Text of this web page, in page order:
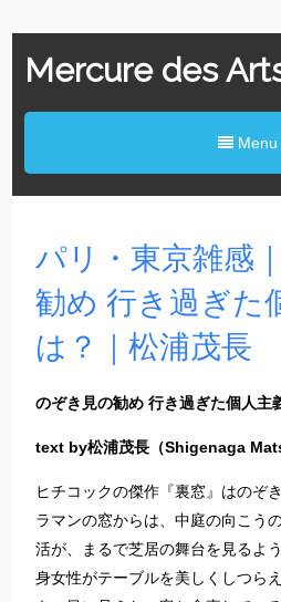
Mercure des
Menu
パリ・東京雑感
勧め 行き過ぎた
は？｜松浦茂長
のぞき見の勧め 行き過ぎた個人主
text by松浦茂長（Shigenaga
ヒチコックの傑作『裏窓』はのぞ
ラマンの窓からは、中庭の向こう
活が、まるで芝居の舞台を見るよ
身女性がテーブルを美しくしつら